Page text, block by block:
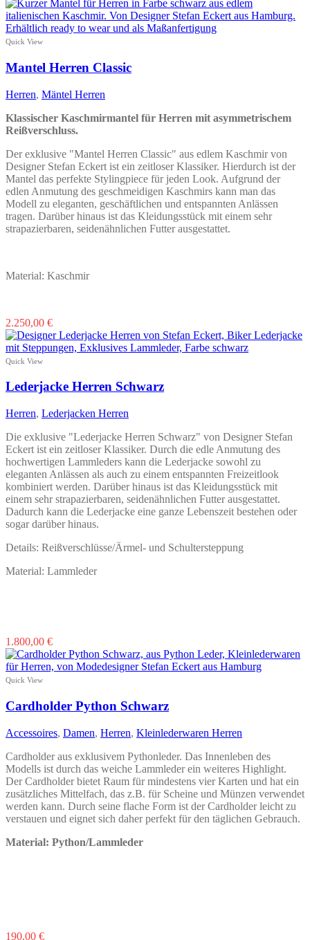
Quick View
Mantel Herren Classic
Herren, Mäntel Herren
Klassischer Kaschmirmantel für Herren mit asymmetrischem
Reißverschluss.
Der exklusive "Mantel Herren Classic" aus edlem Kaschmir von
Designer Stefan Eckert ist ein zeitloser Klassiker. Hierdurch ist der
Mantel das perfekte Stylingpiece für jeden Look. Aufgrund der
edlen Anmutung des geschmeidigen Kaschmirs kann man das
Modell zu eleganten, geschäftlichen und entspannten Anlässen
tragen. Darüber hinaus ist das Kleidungsstück mit einem sehr
strapazierbaren, seidenähnlichen Futter ausgestattet.
Material: Kaschmir
2.250,00 €Dieses
Produkt
weist
auf.
Optionen
können
auf
der
Produktseite
gewählt
werden
Quick View
Lederjacke Herren Schwarz
Herren, Lederjacken Herren
Die exklusive "Lederjacke Herren Schwarz" von Designer Stefan
Eckert ist ein zeitloser Klassiker. Durch die edle Anmutung des
hochwertigen Lammleders kann die Lederjacke sowohl zu
eleganten Anlässen als auch zu einem entspannten Freizeitlook
kombiniert werden. Darüber hinaus ist das Kleidungsstück mit
einem sehr strapazierbaren, seidenähnlichen Futter ausgestattet.
Dadurch kann die Lederjacke eine ganze Lebenszeit bestehen oder
sogar darüber hinaus.
Details: Reißverschlüsse/Ärmel- und Schultersteppung
Material: Lammleder
1.800,00 €Dieses
Produkt
weist
auf.
Die
Optionen
können
auf
der
Produktseite
gewählt
werden
Quick View
Cardholder Python Schwarz
Accessoires, Damen, Herren, Kleinlederwaren Herren
Cardholder aus exklusivem Pythonleder. Das Innenleben des
Modells ist durch das weiche Lammleder ein weiteres Highlight.
Der Cardholder bietet Raum für mindestens vier Karten und hat ein
zusätzliches Mittelfach, das z.B. für Scheine und Münzen verwendet
werden kann. Durch seine flache Form ist der Cardholder leicht zu
verstauen und eignet sich daher perfekt für den täglichen Gebrauch.
Material: Python/Lammleder
190,00 €